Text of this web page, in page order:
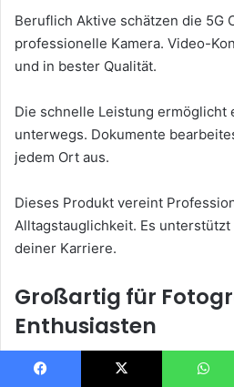
Beruflich Aktive schätzen die 5G
professionelle Kamera. Video-
und in bester Qualität.
Die schnelle Leistung ermöglicht
unterwegs. Dokumente
jedem Ort aus.
Dieses Produkt vereint
Alltagstauglichkeit. Es
deiner Karriere.
Großartig für
Enthusiasten
Fotografie-Begeisterte